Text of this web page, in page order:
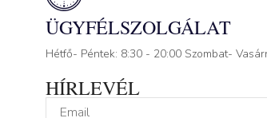
ÜGYFÉLSZOLGÁLAT
Hétfő- Péntek: 8:30 - 20:00 Szombat-
HÍRLEVÉL